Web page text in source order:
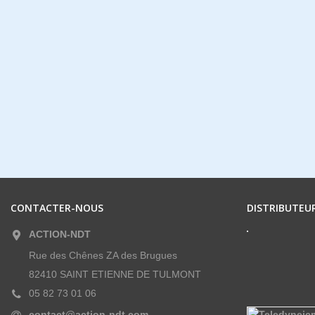
CONTACTER-NOUS
ACTION-NDT
Rue des Chênes ZA des Brugues
82410 SAINT ETIENNE DE TULMONT
05 82 73 01 06